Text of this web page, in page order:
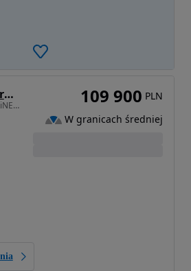
DS Automobiles DS 4 1.5 BlueHDi Performance Line
1499 cm3 • 130 KM • 12.T-KM*Black Ed*Performance-LiNE*Virtual*LED*Kamera*BLiS*Lane ASS*MaX 109 900 PLN
W granicach średniej